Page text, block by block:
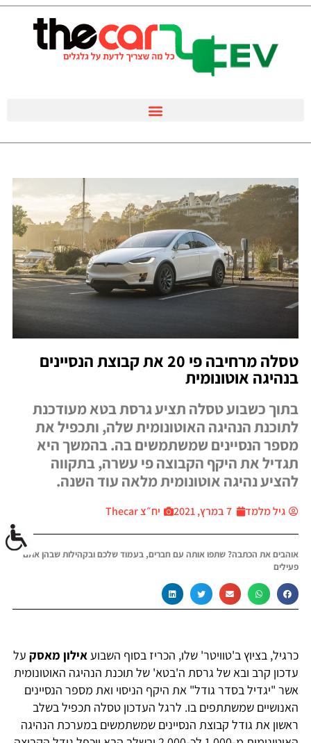
טסלה מרחיבה פי 20 את קבוצת הנסיינים
בנהיגה אוטונומית
בתוך כשבוע טסלה תציע גרסת בטא מעודכנת
לתוכנת הנהיגה האוטונומית שלה, ותכפיל את
מספר הנסיינים שמשתמשים בה. בהמשך היא
תגדיל את היקף הקבוצה פי עשרה, בתקווה
להציע נהיגה אוטונומית מלאה עוד השנה.
גיל מלמד 7 במרץ, 2021 יח״צ Thecar
אוהבים את הכתבה? שתפו אותה עם חברים, בעמוד שלכם ובקהילות שבהן אתם
פעילים
כרגיל, בציוץ ב'טוויטר' שלו, הכריז בסוף השבועאילון מאסק על
עדכון קרב ובא של גרסת ה'בטא' של תוכנת הנהיגה האוטונומית
אשר "יגדיל בסדר גודל" את היקף הניסוי ואת מספר הנסיינים
האנושיים שמשתתפים בו. לרגל העדכון טסלה תכפיל בשלב
ראשון את גודל קבוצת הנסיינים שמשתמשים במערכת הנהיגה